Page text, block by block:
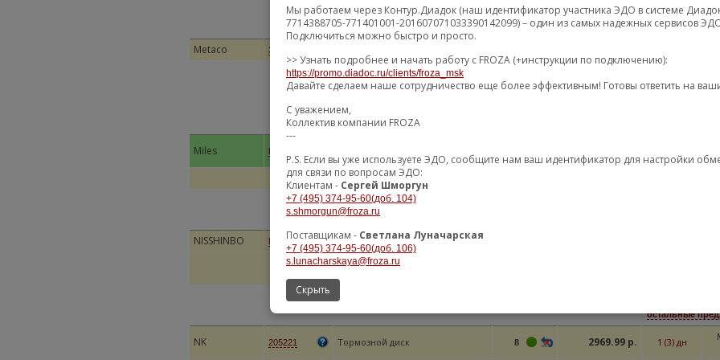
остальные
Metaco 3060081
Miles
GRAND VITARA 1.6-3.2 05- ЗАД
NISSHINBO ND9017K ДИСК ТОРМОЗНОЙ
остальные
NK 205221 Тормозной диск 8 2969.99 р. 1 (3) дн
Мы работаем через Контур.Диадок (наш идентификатор участника ЭДО в системе
7714388705-771401001-201607071033390142099) – один из самых надежных сервисов
Подключиться можно быстро и просто.
>> Узнать подробнее и начать работу с FROZA (+инструкции по подключению):
https://promo.diadoc.ru/clients/froza_msk
Давайте сделаем наше сотрудничество еще более эффективным! Готовы ответить на
С уважением,
Коллектив компании FROZA
---
P.S. Если вы уже используете ЭДО, сообщите нам ваш идентификатор для настройки
для связи по вопросам ЭДО:
Клиентам - Сергей Шморгун
+7 (495) 374-95-60(доб. 104)
s.shmorgun@froza.ru
Поставщикам - Светлана Луначарская
+7 (495) 374-95-60(доб. 106)
s.lunacharskaya@froza.ru
Скрыть